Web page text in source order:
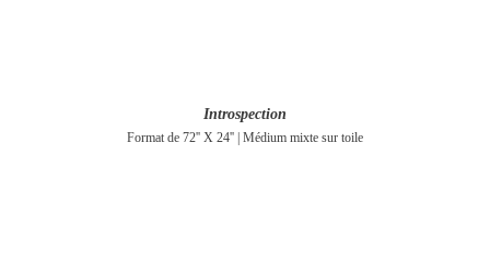
Introspection
Format de 72'' X 24'' | Médium mixte sur toile